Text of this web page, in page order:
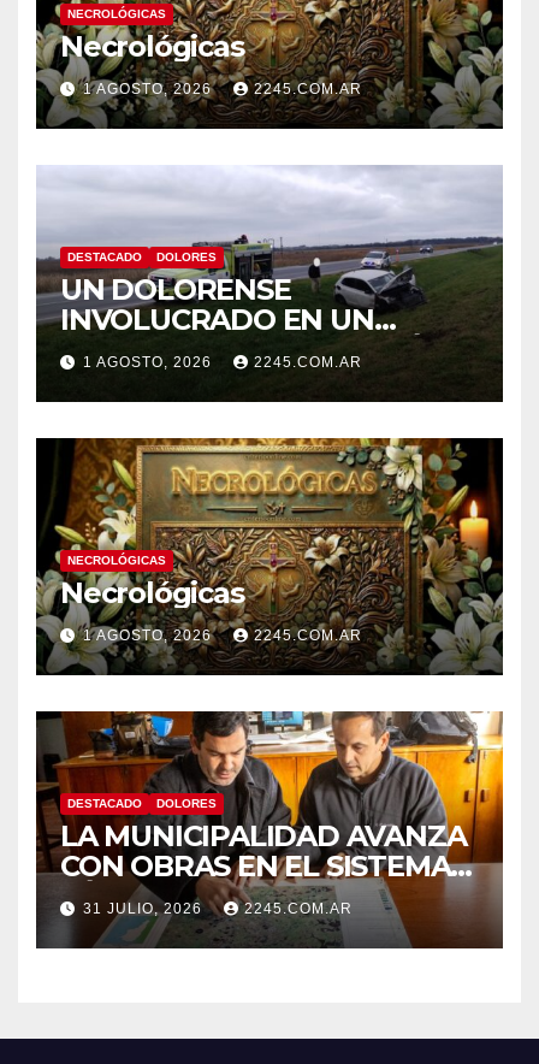
NECROLÓGICAS
Necrológicas
1 AGOSTO, 2026 2245.COM.AR
DESTACADO DOLORES
UN DOLORENSE
INVOLUCRADO EN UN
SINIESTRO QUE TERMINÓ
CON DESPISTE Y VUELCO
1 AGOSTO, 2026 2245.COM.AR
NECROLÓGICAS
Necrológicas
1 AGOSTO, 2026 2245.COM.AR
DESTACADO DOLORES
LA MUNICIPALIDAD AVANZA
CON OBRAS EN EL SISTEMA
HÍDRICO DE DOLORES
31 JULIO, 2026 2245.COM.AR